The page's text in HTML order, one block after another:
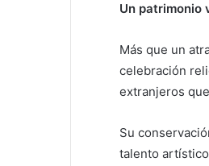
Un patrimonio
Más que un
celebración
extranjeros
Su
talento